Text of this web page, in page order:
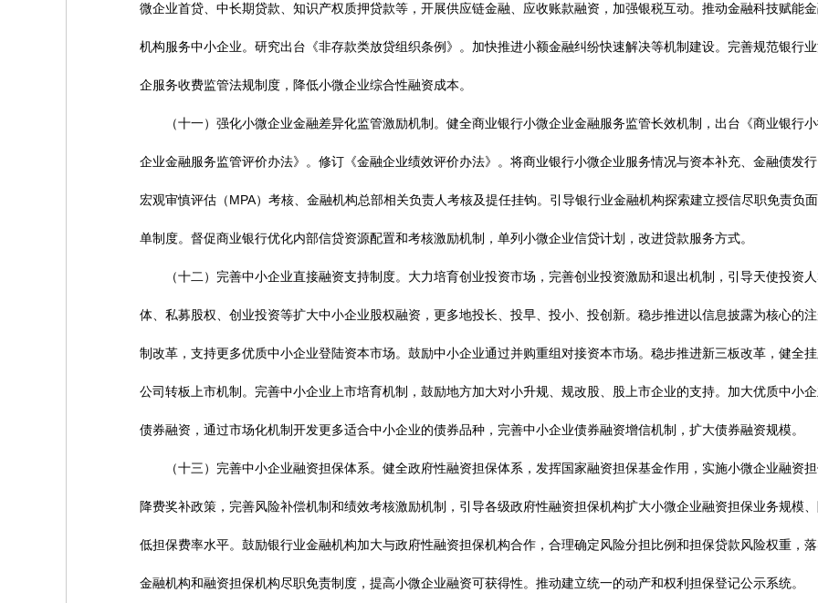
微企业首贷、中长期贷款、知识产权质押贷款等，开展供应链金融、应收账款融资，加强银税互动。推动金融科技赋能
机构服务中小企业。研究出台《非存款类放贷组织条例》。加快推进小额金融纠纷快速解决等机制建设。完善规范银行
企服务收费监管法规制度，降低小微企业综合性融资成本。
（十一）强化小微企业金融差异化监管激励机制。健全商业银行小微企业金融服务监管长效机制，出台《商业银行
企业金融服务监管评价办法》。修订《金融企业绩效评价办法》。将商业银行小微企业服务情况与资本补充、金融债发行
宏观审慎评估（MPA）考核、金融机构总部相关负责人考核及提任挂钩。引导银行业金融机构探索建立授信尽职免责负
单制度。督促商业银行优化内部信贷资源配置和考核激励机制，单列小微企业信贷计划，改进贷款服务方式。
（十二）完善中小企业直接融资支持制度。大力培育创业投资市场，完善创业投资激励和退出机制，引导天使投资
体、私募股权、创业投资等扩大中小企业股权融资，更多地投长、投早、投小、投创新。稳步推进以信息披露为核心的
制改革，支持更多优质中小企业登陆资本市场。鼓励中小企业通过并购重组对接资本市场。稳步推进新三板改革，健全
公司转板上市机制。完善中小企业上市培育机制，鼓励地方加大对小升规、规改股、股上市企业的支持。加大优质中小
债券融资，通过市场化机制开发更多适合中小企业的债券品种，完善中小企业债券融资增信机制，扩大债券融资规模。
（十三）完善中小企业融资担保体系。健全政府性融资担保体系，发挥国家融资担保基金作用，实施小微企业融资
降费奖补政策，完善风险补偿机制和绩效考核激励机制，引导各级政府性融资担保机构扩大小微企业融资担保业务规模
低担保费率水平。鼓励银行业金融机构加大与政府性融资担保机构合作，合理确定风险分担比例和担保贷款风险权重，
金融机构和融资担保机构尽职免责制度，提高小微企业融资可获得性。推动建立统一的动产和权利担保登记公示系统。